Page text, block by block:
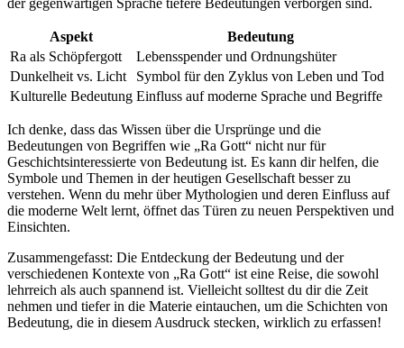
der gegenwärtigen Sprache ‌tiefere ⁣Bedeutungen verborgen‍ sind.
Aspekt
Bedeutung
Ra als Schöpfergott
Lebensspender und Ordnungshüter
Dunkelheit ⁣vs.​ Licht
Symbol für den Zyklus von Leben ‍und⁤ Tod
Kulturelle Bedeutung Einfluss auf‌ moderne Sprache und ⁢Begriffe
Ich denke,⁢ dass‍ das Wissen ⁤über ⁤die Ursprünge und die
Bedeutungen von Begriffen⁣ wie „Ra ​Gott“‌ nicht nur für ​
Geschichtsinteressierte von Bedeutung ist. Es kann⁢ dir helfen, ​die
Symbole und Themen in ⁢der heutigen Gesellschaft besser zu
verstehen. Wenn du ⁣mehr über Mythologien und⁤ deren Einfluss ‌auf
die ⁤moderne Welt‍ lernt, ​öffnet​ das⁣ Türen zu neuen Perspektiven‍ und
Einsichten.
Zusammengefasst: Die Entdeckung ‌der Bedeutung und der‍
verschiedenen Kontexte von „Ra Gott“ ​ist eine Reise, die sowohl⁢
lehrreich als auch⁣ spannend ist. ⁣Vielleicht solltest du dir ⁤die Zeit
⁢nehmen und tiefer in die Materie ​eintauchen, um die Schichten von
Bedeutung, die in diesem Ausdruck ⁤stecken, wirklich zu erfassen!